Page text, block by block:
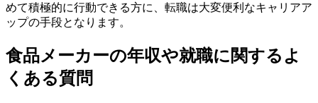
めて積極的に行動できる方に、転職は大変便利なキャリアア
ップの手段となります。
食品メーカーの年収や就職に関するよ
くある質問